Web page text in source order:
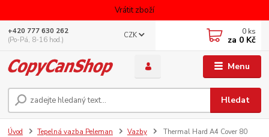
Vrátit zboží
Menu
CZK
Hledat
+420 777 630 262
(Po-Pá, 8-16 hod.)
0 ks
za 0 Kč
Úvod Tepelná vazba Peleman Vazby
Thermal Hard A4 Cover 80